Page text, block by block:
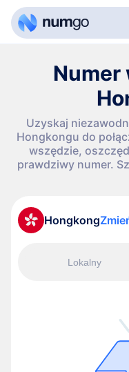
Numer
Uzyskaj
Hongkongu do
wszędzie,
prawdziwy numer.
Hongkong
Lokalny